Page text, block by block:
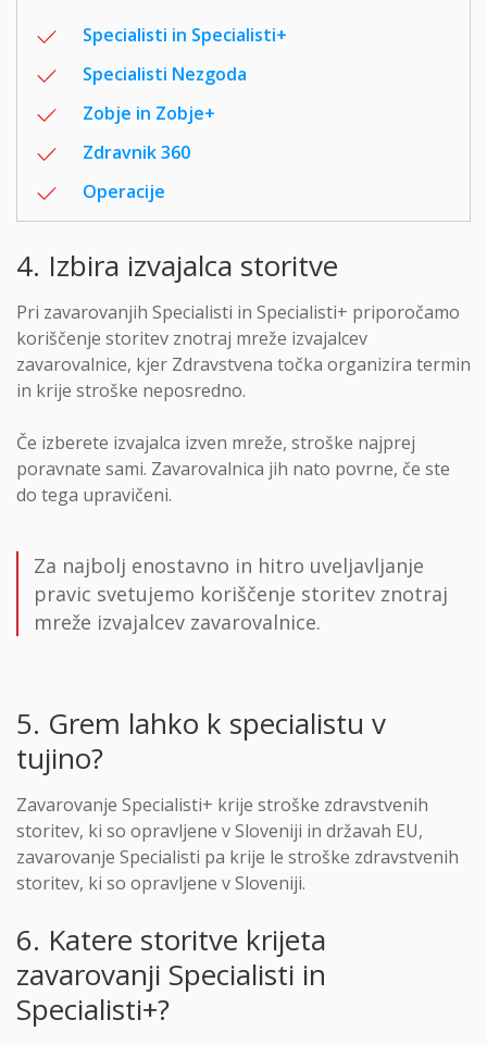
Specialisti in Specialisti+
Specialisti Nezgoda
Zobje in Zobje+
Zdravnik 360
Operacije
4. Izbira izvajalca storitve
Pri zavarovanjih Specialisti in Specialisti+ priporočamo
koriščenje storitev znotraj mreže izvajalcev
zavarovalnice, kjer Zdravstvena točka organizira termin
in krije stroške neposredno.
Če izberete izvajalca izven mreže, stroške najprej
poravnate sami. Zavarovalnica jih nato povrne, če ste
do tega upravičeni.
Za najbolj enostavno in hitro uveljavljanje
pravic svetujemo koriščenje storitev znotraj
mreže izvajalcev zavarovalnice.
5. Grem lahko k specialistu v
tujino?
Zavarovanje Specialisti+ krije stroške zdravstvenih
storitev, ki so opravljene v Sloveniji in državah EU,
zavarovanje Specialisti pa krije le stroške zdravstvenih
storitev, ki so opravljene v Sloveniji.
6. Katere storitve krijeta
zavarovanji Specialisti in
Specialisti+?